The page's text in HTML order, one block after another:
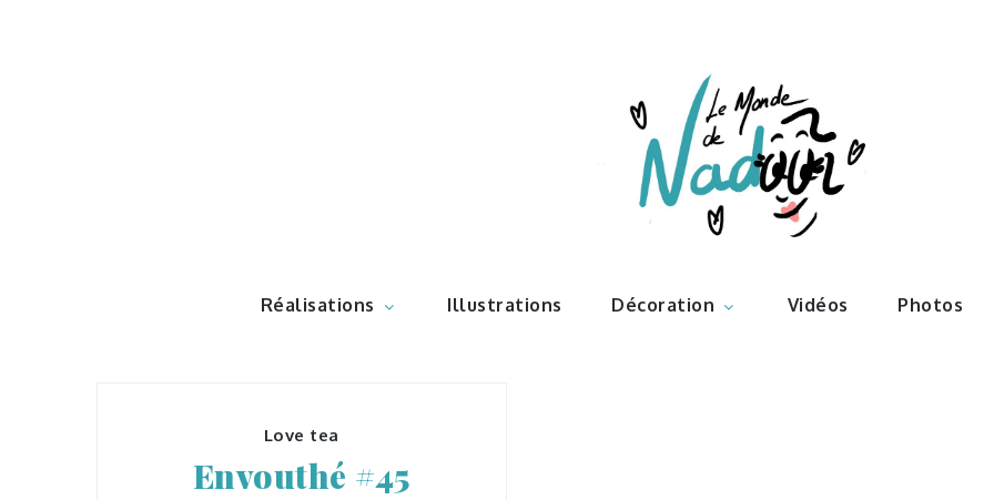
Illustrations – le
Nadoo
Réalisations Illustrations Décoration Vidéos Photos
Love tea
Envouthé #45